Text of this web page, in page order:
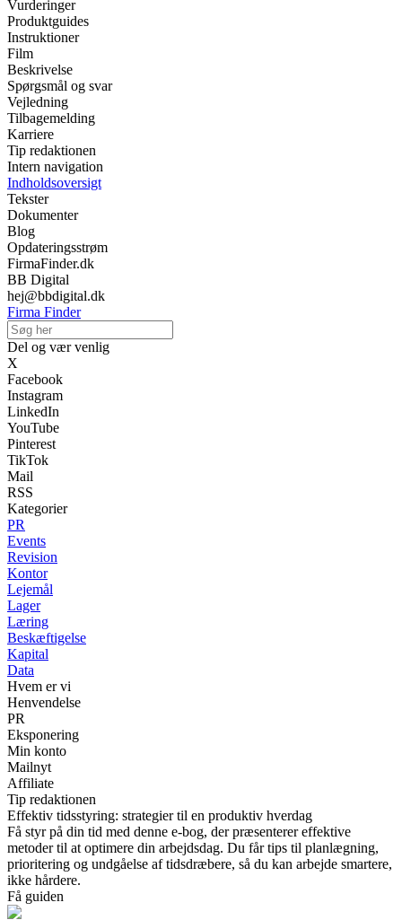
Vurderinger
Produktguides
Instruktioner
Film
Beskrivelse
Spørgsmål og svar
Vejledning
Tilbagemelding
Karriere
Tip redaktionen
Intern navigation
Indholdsoversigt
Tekster
Dokumenter
Blog
Opdateringsstrøm
FirmaFinder.dk
BB Digital
hej@bbdigital.dk
Firma Finder
Del og vær venlig
X
Facebook
Instagram
LinkedIn
YouTube
Pinterest
TikTok
Mail
RSS
Kategorier
PR
Events
Revision
Kontor
Lejemål
Lager
Læring
Beskæftigelse
Kapital
Data
Hvem er vi
Henvendelse
PR
Eksponering
Min konto
Mailnyt
Affiliate
Tip redaktionen
Effektiv tidsstyring: strategier til en produktiv hverdag
Få styr på din tid med denne e-bog, der præsenterer effektive
metoder til at optimere din arbejdsdag. Du får tips til planlægning,
prioritering og undgåelse af tidsdræbere, så du kan arbejde smartere,
ikke hårdere.
Få guiden